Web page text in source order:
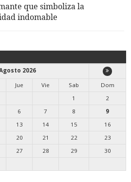
que simboliza la
indomable
2026
Jue Vie Sab
Dom
1
2
6 7 8
9
13 14 15
16
20 21 22
23
27 28 29
30